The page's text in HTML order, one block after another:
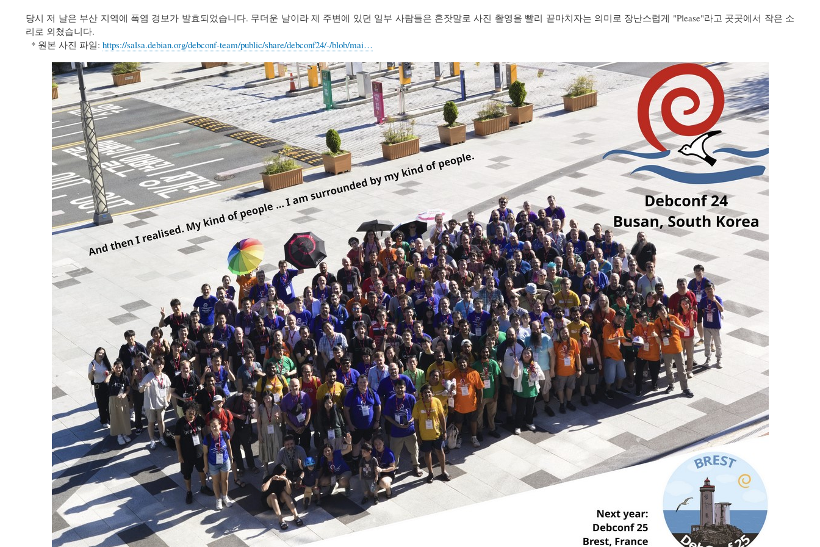
당시 저 날은 부산 지역에 폭염 경보가 발효되었습니다. 무더운 날이라 제 주변에 있던 일부 사람들은 혼잣말로 사진 촬영을 빨리 끝마치자는 의미로 장난스럽게 "Please"라고 곳곳에서 작은 소
리로 외쳤습니다.
* 원본 사진 파일: https://salsa.debian.org/debconf-team/public/share/debconf24/-/blob/mai…